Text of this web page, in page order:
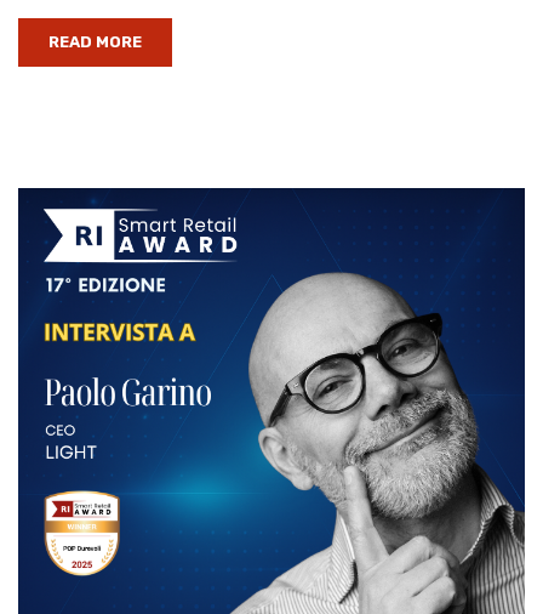
READ MORE